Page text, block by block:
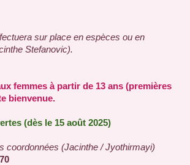
sur place en espèces ou en
Stefanovic).
femmes à partir de 13 ans (premières
bienvenue.
(dès le 15 août 2025)
coordonnées (Jacinthe / Jyothirmayi)